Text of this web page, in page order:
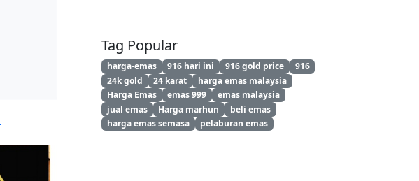
Tag Popular
harga-emas 916 hari ini 916 gold price
916
24k gold
24 karat
harga emas malaysia
Harga Emas
emas 999
emas malaysia
jual emas
Harga marhun
beli emas
harga emas semasa
pelaburan emas